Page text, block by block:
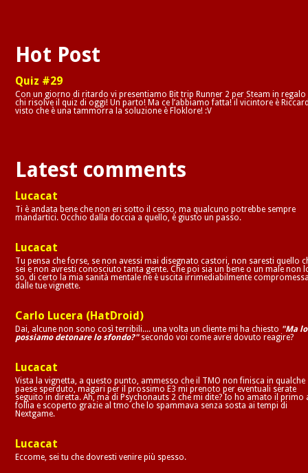
Hot Post
Quiz #29
Con un giorno di ritardo vi presentiamo Bit trip Runner 2 per Steam in regalo
chi risolve il quiz di oggi! Un parto! Ma ce l’abbiamo fatta! il vicintore è
visto che è una tammorra la soluzione è Floklore! :V
Latest comments
Lucacat
Ti è andata bene che non eri sotto il cesso, ma qualcuno potrebbe sempre
mandartici. Occhio dalla doccia a quello, è giusto un passo.
Lucacat
Tu pensa che forse, se non avessi mai disegnato castori, non saresti quello
sei e non avresti conosciuto tanta gente. Che poi sia un bene o un male non
so, di certo la mia sanità mentale ne è uscita irrimediabilmente
dalle tue vignette.
Carlo Lucera (HatDroid)
Dai, alcune non sono così terribili.... una volta un cliente mi ha chiesto "Ma lo
possiamo detonare lo sfondo?"secondo voi come avrei dovuto reagire?
Lucacat
Vista la vignetta, a questo punto, ammesso che il TMO non finisca in qualche
paese sperduto, magari per il prossimo E3 mi prenoto per eventuali serate
seguito in diretta. Ah, ma di Psychonauts 2 che mi dite? Io ho amato il primo
follia e scoperto grazie al tmo che lo spammava senza sosta ai tempi di
Nextgame.
Lucacat
Eccome, sei tu che dovresti venire più spesso.